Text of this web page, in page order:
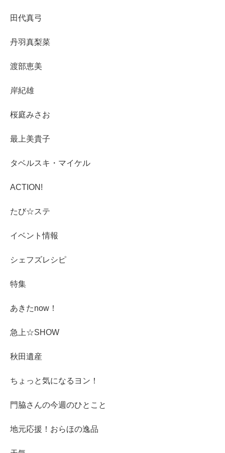
田代真弓
丹羽真梨菜
渡部恵美
岸紀雄
桜庭みさお
最上美貴子
タベルスキ・マイケル
ACTION!
たび☆ステ
イベント情報
シェフズレシピ
特集
あきたnow！
急上☆SHOW
秋田遺産
ちょっと気になるヨン！
門脇さんの今週のひとこと
地元応援！おらほの逸品